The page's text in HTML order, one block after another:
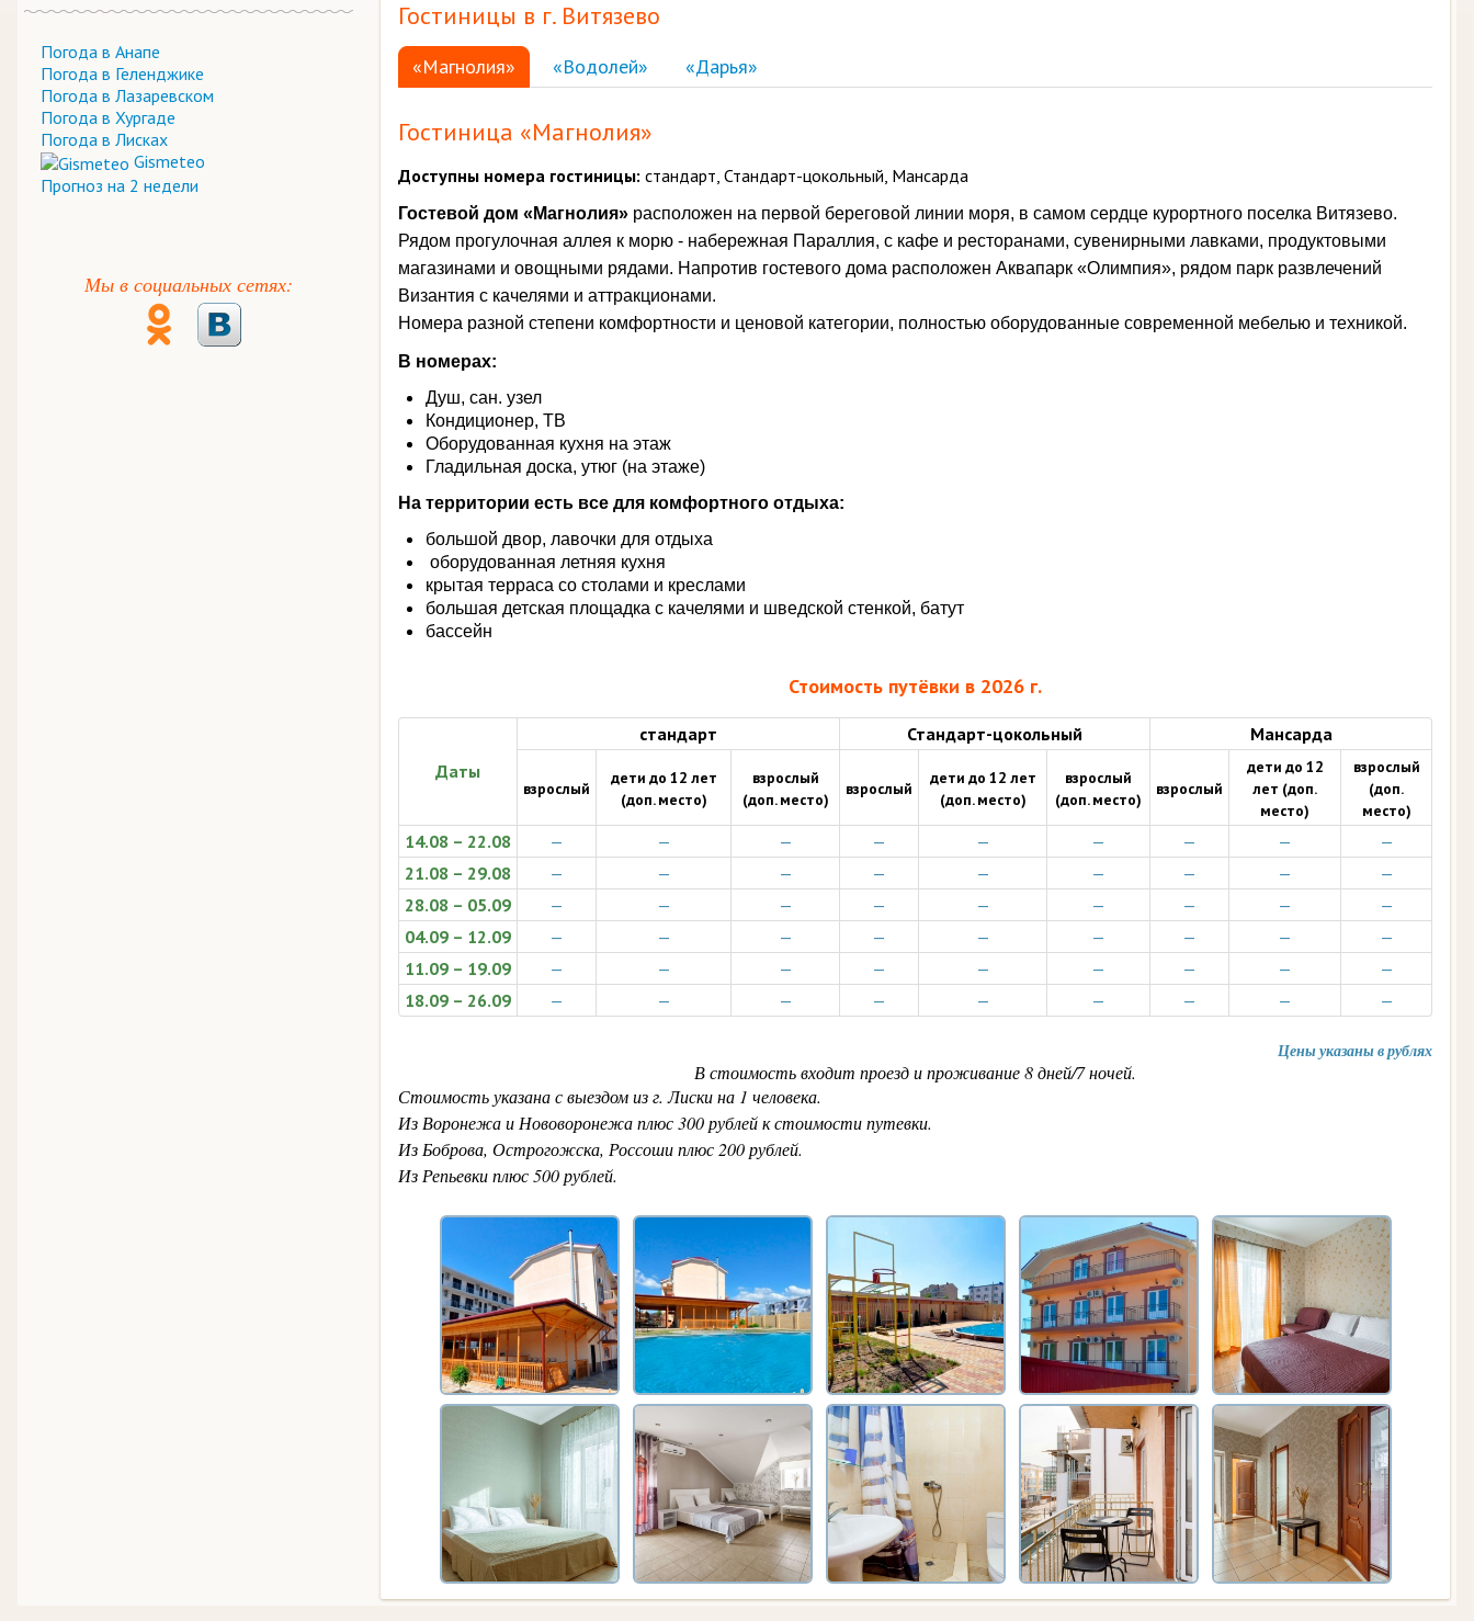
Погода в Анапе
Погода в Геленджике
Погода в Лазаревском
Погода в Хургаде
Погода в Лисках
Gismeteo
Прогноз на 2 недели
Мы в социальных сетях:
Гостиницы в г. Витязево
«Магнолия» «Водолей» «Дарья»
Гостиница «Магнолия»
Доступны номера гостиницы: стандарт, Стандарт-цокольный, Мансарда
Гостевой дом «Магнолия» расположен на первой береговой линии моря, в самом сердце курортного поселка Витязево.
Рядом прогулочная аллея к морю - набережная Параллия, с кафе и ресторанами, сувенирными лавками, продуктовыми
магазинами и овощными рядами. Напротив гостевого дома расположен Аквапарк «Олимпия», рядом парк развлечений
Византия с качелями и аттракционами.
Номера разной степени комфортности и ценовой категории, полностью оборудованные современной мебелью и техникой.
В номерах:
Душ, сан. узел
Кондиционер, ТВ
Оборудованная кухня на этаж
Гладильная доска, утюг (на этаже)
На территории есть все для комфортного отдыха:
большой двор, лавочки для отдыха
оборудованная летняя кухня
крытая терраса со столами и креслами
большая детская площадка с качелями и шведской стенкой, батут
бассейн
Стоимость путёвки в 2026 г.
Даты
стандарт Стандарт-цокольный Мансарда
взрослый
дети до 12 лет
(доп. место)
взрослый
(доп. место)
взрослый
дети до 12 лет
(доп. место)
взрослый
(доп. место)
взрослый
дети до 12
лет (доп.
место)
взрослый
(доп.
место)
14.08 – 22.08 — — — — — — — —
—
21.08 – 29.08
— — — — — — — —
—
28.08 – 05.09
— — — — — — — —
—
04.09 – 12.09
— — — — — — — —
—
11.09 – 19.09
— — — — — — — —
—
18.09 – 26.09
— — — — — — — — —
Цены указаны в рублях
В стоимость входит проезд и проживание 8 дней/7 ночей.
Стоимость указана с выездом из г. Лиски на 1 человека.
Из Воронежа и Нововоронежа плюс 300 рублей к стоимости путевки.
Из Боброва, Острогожска, Россоши плюс 200 рублей.
Из Репьевки плюс 500 рублей.